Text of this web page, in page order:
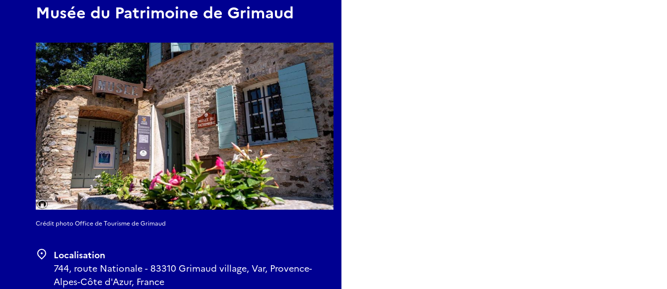
Musée du Patrimoine de Grimaud
Crédit photo Office de Tourisme de Grimaud
Localisation
744, route Nationale - 83310 Grimaud village, Var, Provence-
Alpes-Côte d'Azur, France